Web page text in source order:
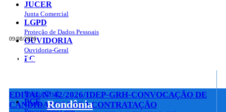
09/08/2026
Portal do Governo do
Rondônia
JUCER
Junta Comercial
LGPD
Proteção de Dados Pessoais
OUVIDORIA
Ouvidoria-Geral
PC
Polícia Civil
PGE
EDITAL Nº 42/2026/IDEP-GRH-CONVOCAÇÃO DE
CANDIDATOS PARA CONTRATAÇÃO